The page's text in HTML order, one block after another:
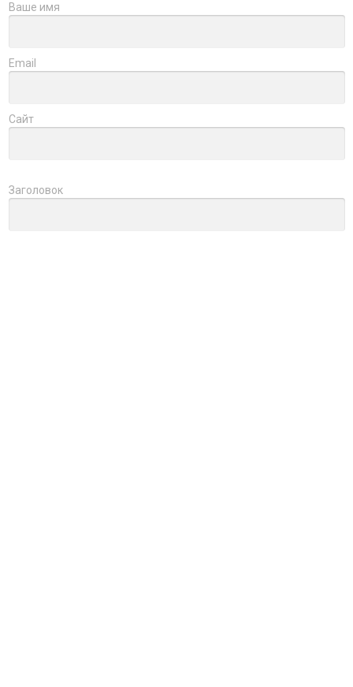
Ваше имя
Email
Сайт
Заголовок